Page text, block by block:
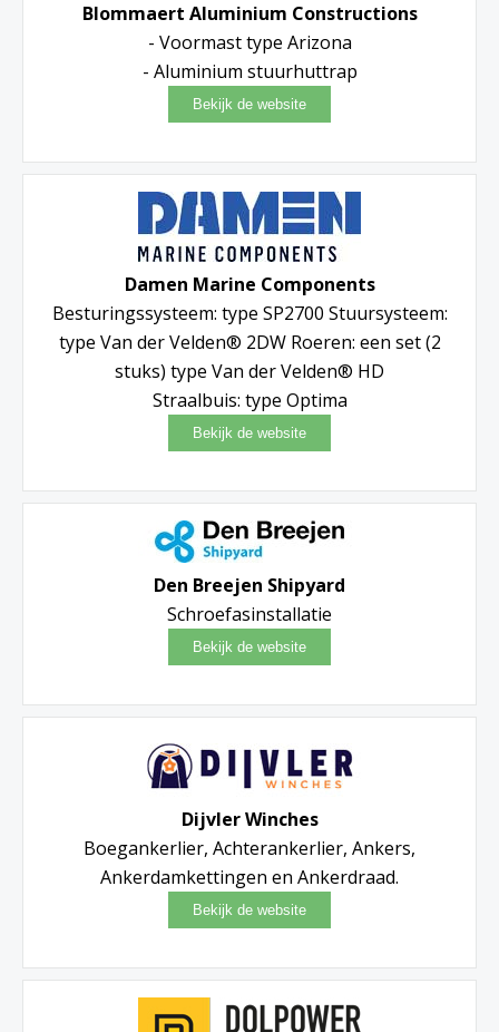
Blommaert Aluminium Constructions
- Voormast type Arizona
- Aluminium stuurhuttrap
Damen Marine Components
Besturingssysteem: type SP2700 Stuursysteem:
type Van der Velden® 2DW Roeren: een set (2
stuks) type Van der Velden® HD
Straalbuis: type Optima
Den Breejen Shipyard
Schroefasinstallatie
Dijvler Winches
Boegankerlier, Achterankerlier, Ankers,
Ankerdamkettingen en Ankerdraad.